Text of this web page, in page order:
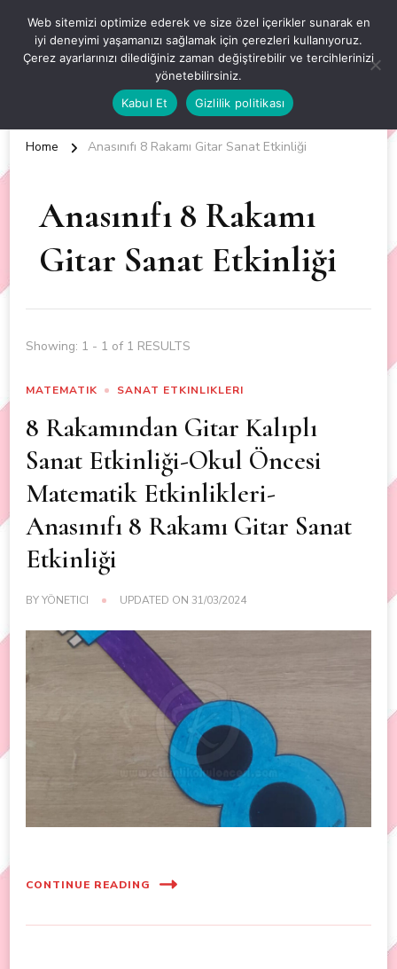
OKUL ÖNCESİ ETKİNLİKLER
EN YENİ VE ÖZGÜN OKUL ÖNCESİ ETKİNLİKLERİ
Home Anasınıfı 8 Rakamı Gitar Sanat Etkinliği
Anasınıfı 8 Rakamı
Gitar Sanat Etkinliği
Showing: 1 - 1 of 1 RESULTS
MATEMATIK SANAT ETKINLIKLERI
8 Rakamından Gitar Kalıplı
Sanat Etkinliği-Okul Öncesi
Matematik Etkinlikleri-
Anasınıfı 8 Rakamı Gitar Sanat
Etkinliği
BYYÖNETICI UPDATED ON 31/03/2024
CONTINUE READING
Web sitemizi optimize ederek ve size özel içerikler sunarak en
iyi deneyimi yaşamanızı sağlamak için çerezleri kullanıyoruz.
Çerez ayarlarınızı dilediğiniz zaman değiştirebilir ve tercihlerinizi
yönetebilirsiniz.
Kabul Et
Gizlilik politikası